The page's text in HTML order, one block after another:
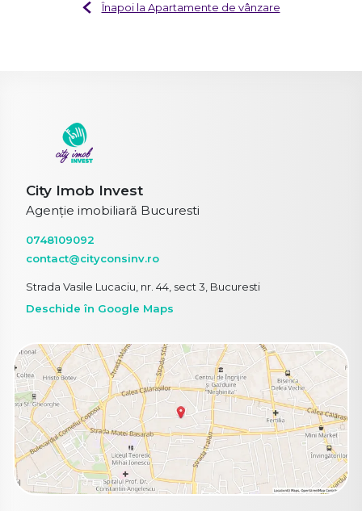
Înapoi la Apartamente de vânzare
City Imob Invest
Agenție imobiliară Bucuresti
0748109092
contact@cityconsinv.ro
Strada Vasile Lucaciu, nr. 44, sect 3, Bucuresti
Deschide în Google Maps